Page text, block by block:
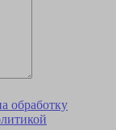
обработку